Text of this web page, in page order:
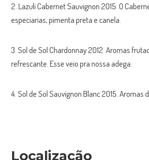
2. Lazuli Cabernet Sauvignon 2015. O
especiarias, pimenta preta e canela.
3. Sol de Sol Chardonnay 2012. Aromas
refrescante. Esse veio pra nossa adega.
4. Sol de Sol Sauvignon Blanc 2015.
Localização